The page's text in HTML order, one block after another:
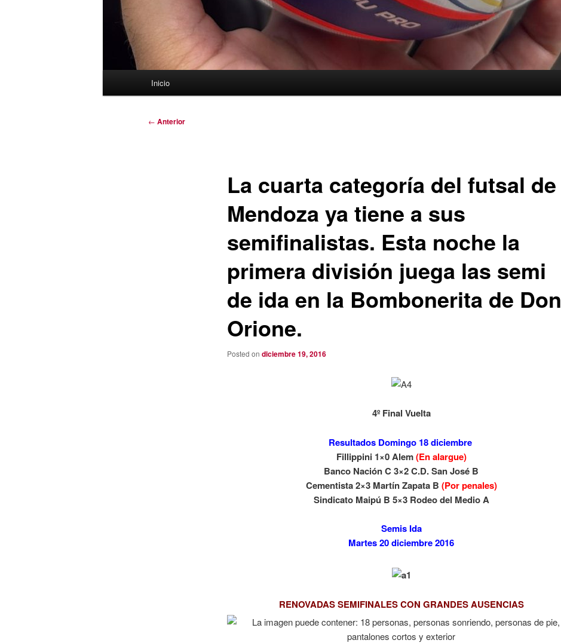
Inicio
Navegación
← Anterior
La cuarta categoría del futsal de
Mendoza ya tiene a sus
semifinalistas. Esta noche la
primera división juega las semi
de ida en la Bombonerita de Don
Orione.
Posted on diciembre 19, 2016
4º Final Vuelta
Resultados Domingo 18 diciembre
Fillippini 1×0 Alem(En alargue)
Banco Nación C 3×2 C.D. San José B
Cementista 2×3 Martín Zapata B (Por penales)
Sindicato Maipú B 5×3 Rodeo del Medio A
Semis Ida
Martes 20 diciembre 2016
RENOVADAS SEMIFINALES CON GRANDES AUSENCIAS